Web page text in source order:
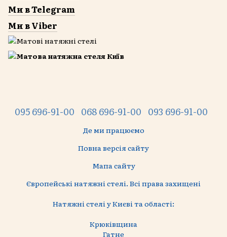
Ми в Telegram
Ми в Viber
095 696-91-00 068 696-91-00 093 696-91-00
Де ми працюємо
Повна версія сайту
Мапа сайту
Європейські натяжні стелі. Всі права захищені
Натяжні стелі у Києві та області:
Крюківщина
Гатне